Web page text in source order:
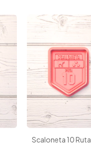
Scaloneta 10 Ruta